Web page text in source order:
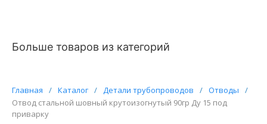
Больше товаров из категорий
Главная / Каталог / Детали трубопроводов / Отводы
/
Отвод стальной шовный крутоизогнутый 90гр Ду 15 под
приварку